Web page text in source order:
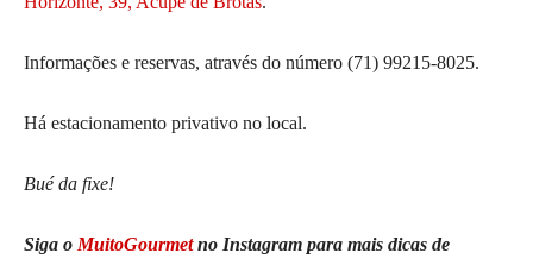
Informações e reservas, através do número (71) 99215-8025.
Há estacionamento privativo no local.
Bué da fixe!
Siga oMuitoGourmetno Instagram para mais dicas de